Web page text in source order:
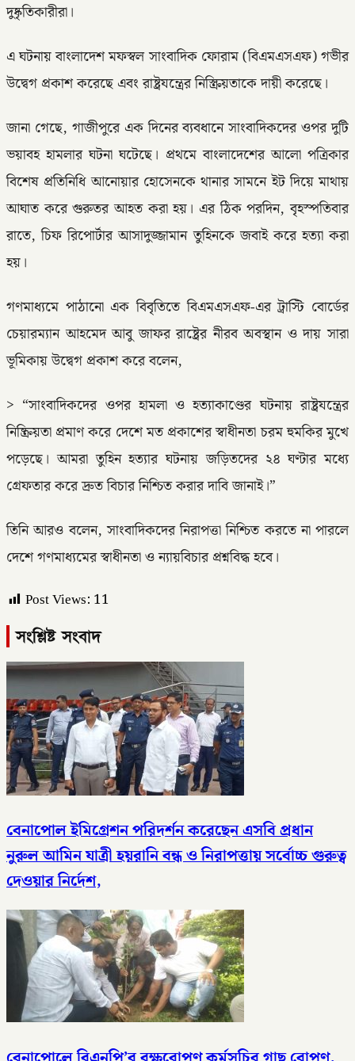
দুষ্কৃতিকারীরা।
এ ঘটনায় বাংলাদেশ মফস্বল সাংবাদিক ফোরাম (বিএমএসএফ) গভীর
উদ্বেগ প্রকাশ করেছে এবং রাষ্ট্রযন্ত্রের নিস্ক্রিয়তাকে দায়ী করেছে।
জানা গেছে, গাজীপুরে এক দিনের ব্যবধানে সাংবাদিকদের ওপর দুটি
ভয়াবহ হামলার ঘটনা ঘটেছে। প্রথমে বাংলাদেশের আলো পত্রিকার
বিশেষ প্রতিনিধি আনোয়ার হোসেনকে থানার সামনে ইট দিয়ে মাথায়
আঘাত করে গুরুতর আহত করা হয়। এর ঠিক পরদিন, বৃহস্পতিবার
রাতে, চিফ রিপোর্টার আসাদুজ্জামান তুহিনকে জবাই করে হত্যা করা
হয়।
গণমাধ্যমে পাঠানো এক বিবৃতিতে বিএমএসএফ-এর ট্রাস্টি বোর্ডের
চেয়ারম্যান আহমেদ আবু জাফর রাষ্ট্রের নীরব অবস্থান ও দায় সারা
ভূমিকায় উদ্বেগ প্রকাশ করে বলেন,
> “সাংবাদিকদের ওপর হামলা ও হত্যাকাণ্ডের ঘটনায় রাষ্ট্রযন্ত্রের
নিষ্ক্রিয়তা প্রমাণ করে দেশে মত প্রকাশের স্বাধীনতা চরম হুমকির মুখে
পড়েছে। আমরা তুহিন হত্যার ঘটনায় জড়িতদের ২৪ ঘণ্টার মধ্যে
গ্রেফতার করে দ্রুত বিচার নিশ্চিত করার দাবি জানাই।”
তিনি আরও বলেন, সাংবাদিকদের নিরাপত্তা নিশ্চিত করতে না পারলে
দেশে গণমাধ্যমের স্বাধীনতা ও ন্যায়বিচার প্রশ্নবিদ্ধ হবে।
Post Views: 11
সংশ্লিষ্ট সংবাদ
বেনাপোল ইমিগ্রেশন পরিদর্শন করেছেন এসবি প্রধান
নুরুল আমিন যাত্রী হয়রানি বন্ধ ও নিরাপত্তায় সর্বোচ্চ গুরুত্ব
দেওয়ার নির্দেশ,